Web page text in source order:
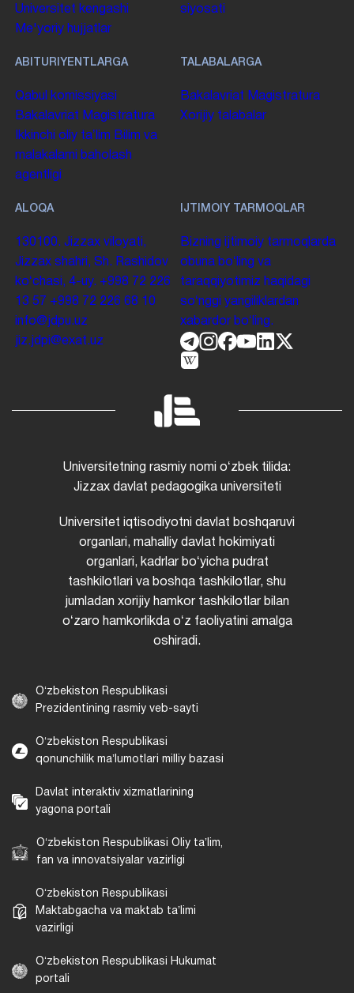
Universitet kengashi
Me'yoriy hujjatlar
siyosati
ABITURIYENTLARGA
Qabul komissiyasi
Bakalavriat Magistratura
Ikkinchi oliy taʼlim Bilim va
malakalarni baholash
agentligi
TALABALARGA
Bakalavriat Magistratura
Xorijiy talabalar
ALOQA
130100. Jizzax viloyati,
Jizzax shahri, Sh. Rashidov
koʻchasi, 4-uy. +998 72 226
13 57 +998 72 226 68 10
info@jdpu.uz
jiz.jdpi@exat.uz
IJTIMOIY TARMOQLAR
Bizning ijtimoiy tarmoqlarda
obuna boʻling va
taraqqiyotimiz haqidagi
soʻnggi yangiliklardan
xabardor boʻling.
Universitetning rasmiy nomi oʻzbek tilida:
Jizzax davlat pedagogika universiteti
Universitet iqtisodiyotni davlat boshqaruvi
organlari, mahalliy davlat hokimiyati
organlari, kadrlar boʻyicha pudrat
tashkilotlari va boshqa tashkilotlar, shu
jumladan xorijiy hamkor tashkilotlar bilan
oʻzaro hamkorlikda oʻz faoliyatini amalga
oshiradi.
Oʻzbekiston Respublikasi
Prezidentining rasmiy veb-sayti
Oʻzbekiston Respublikasi
qonunchilik maʼlumotlari milliy bazasi
Davlat interaktiv xizmatlarining
yagona portali
Oʻzbekiston Respublikasi Oliy taʼlim,
fan va innovatsiyalar vazirligi
Oʻzbekiston Respublikasi
Maktabgacha va maktab taʼlimi
vazirligi
Oʻzbekiston Respublikasi Hukumat
portali